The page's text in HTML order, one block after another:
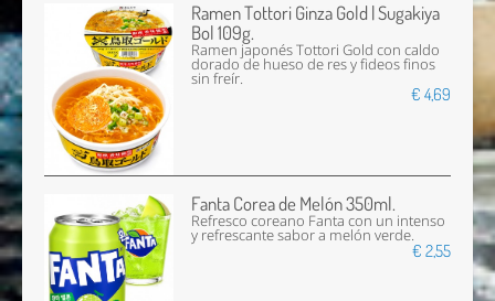
Ramen Tottori Ginza Gold | Sugakiya
Bol 109g.
Ramen japonés Tottori Gold con caldo
dorado de hueso de res y fideos finos
sin freír.
€ 4,69
Fanta Corea de Melón 350ml.
Refresco coreano Fanta con un intenso
y refrescante sabor a melón verde.
€ 2,55